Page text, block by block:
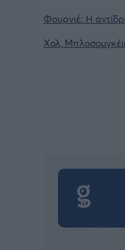
Φουρνιέ: Η
Χολ,